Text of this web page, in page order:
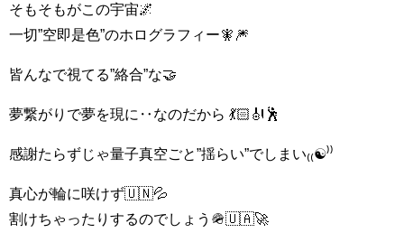
そもそもがこの宇宙🌌
一切”空即是色”のホログラフィー🧚🎆
皆んなで視てる”絡合”な🤝
夢繋がりで夢を現に‥なのだから 💃🏻🎻🕺
感謝たらずじゃ量子真空ごと”揺らい”でしまい₍₍☯⁾⁾
真心が輪に咲けず🇺🇳💦
割けちゃったりするのでしょう🪖🇺🇦🚀